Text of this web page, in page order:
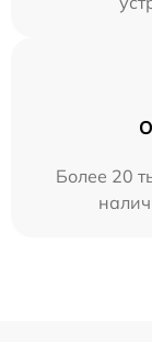
Более 20